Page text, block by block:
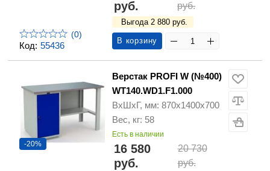
Код: 55436
(0)
руб. руб.
Выгода 2 880 руб.
В корзину
-20%
Верстак PROFI W (№400)
WT140.WD1.F1.000
ВхШхГ, мм: 870х1400х700
Вес, кг: 58
Есть в наличии
16 580
руб.
20 730
руб.